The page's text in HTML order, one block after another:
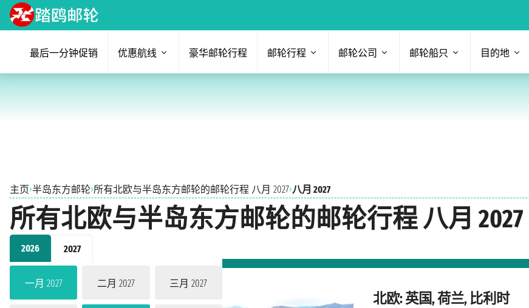
最后一分钟促销 优惠航线 豪华邮轮行程 邮轮行程 邮轮公司 邮轮船只 目的地
主页›半岛东方邮轮›所有北欧与半岛东方邮轮的邮轮行程 八月 2027›八月 2027
所有北欧与半岛东方邮轮的邮轮行程 八月 2027
2026 2027
一月 2027 二月 2027 三月 2027
北欧: 英国, 荷兰, 比利时